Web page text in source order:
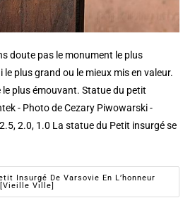
doute pas le monument le plus
plus grand ou le mieux mis en valeur.
plus émouvant. Statue du petit
- Photo de Cezary Piwowarski -
2.0, 1.0 La statue du Petit insurgé se
Insurgé De Varsovie En L’honneur
[Vieille Ville]